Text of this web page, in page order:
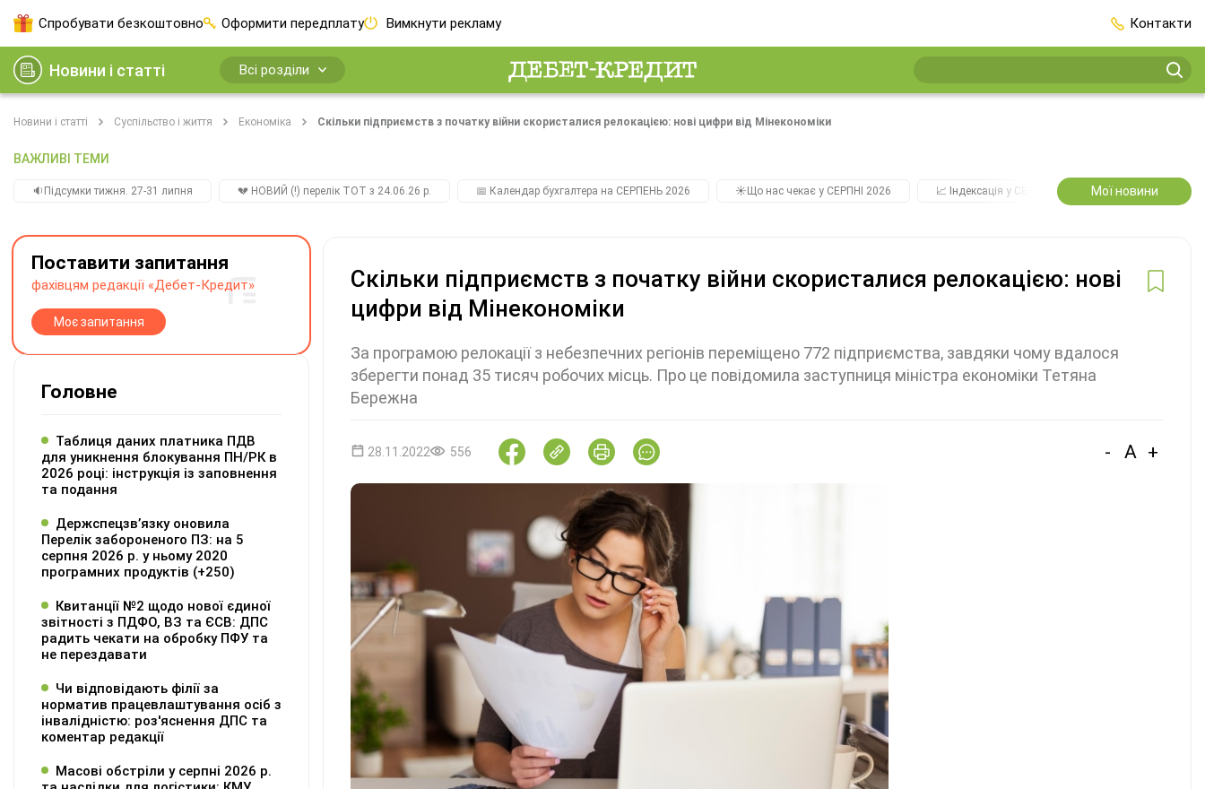
Спробувати безкоштовно Оформити передплату Вимкнути рекламу Контакти
Новини і статті Всі розділи
Новини і статті Суспільство і життя Економіка Скільки підприємств з початку війни скористалися релокацією: нові цифри від Мінекономіки
ВАЖЛИВІ ТЕМИ
🔉Підсумки тижня. 27-31 липня 💔 НОВИЙ (!) перелік ТОТ з 24.06.26 р. 📅 Календар бухгалтера на СЕРПЕНЬ 2026 ☀️Що нас чекає у СЕРПНІ 2026 📈 Індексація у СЕРПНІ 2️⃣0️⃣2️⃣7️⃣ Усі
Мої новини
Скільки підприємств з початку війни скористалися релокацією: нові
цифри від Мінекономіки
За програмою релокації з небезпечних регіонів переміщено 772 підприємства, завдяки чому вдалося
зберегти понад 35 тисяч робочих місць. Про це повідомила заступниця міністра економіки Тетяна
Бережна
28.11.2022 556 - A +
Поставити запитання
фахівцям редакції «Дебет-Кредит»
Моє запитання
Головне
Таблиця даних платника ПДВ
для уникнення блокування ПН/РК в
2026 році: інструкція із заповнення
та подання
Держспецзв’язку оновила
Перелік забороненого ПЗ: на 5
серпня 2026 р. у ньому 2020
програмних продуктів (+250)
Квитанції №2 щодо нової єдиної
звітності з ПДФО, ВЗ та ЄСВ: ДПС
радить чекати на обробку ПФУ та
не перездавати
Чи відповідають філії за
норматив працевлаштування осіб з
інвалідністю: роз'яснення ДПС та
коментар редакції
Масові обстріли у серпні 2026 р.